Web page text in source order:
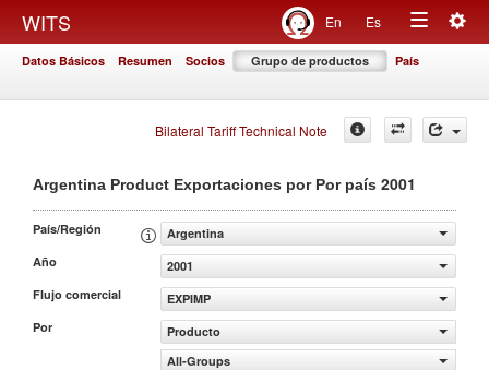
WITS En Es
Toggle
Datos Básicos Resumen Socios Grupo de productos País
Bilateral Tariff Technical Note
Argentina Product Exportaciones por Por país 2001
País/Región
Argentina
Año
2001
Flujo comercial
EXPIMP
Por
Producto
All-Groups